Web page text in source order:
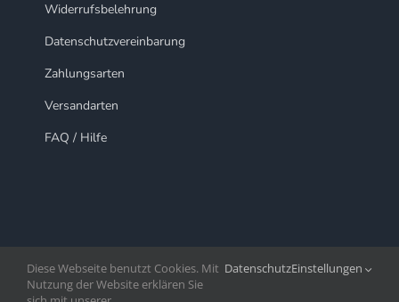
Widerrufsbelehrung
Datenschutzvereinbarung
Zahlungsarten
Versandarten
FAQ / Hilfe
Diese Webseite benutzt Cookies. Mit
Nutzung der Website erklären Sie
DatenschutzEinstellungen